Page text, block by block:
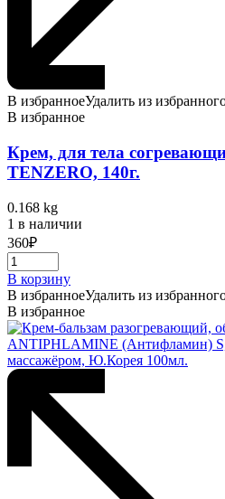
В избранноеУдалить из
В избранное
Крем, для тела
TENZERO, 140г.
0.168 kg
1 в наличии
360₽
В корзину
В избранноеУдалить из
В избранное